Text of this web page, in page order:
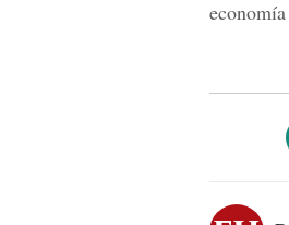
economía